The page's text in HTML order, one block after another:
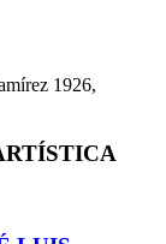
1926,